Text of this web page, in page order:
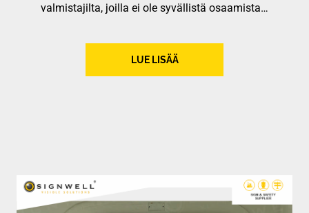
valmistajilta, joilla ei ole syvällistä osaamista…
LUE LISÄÄ